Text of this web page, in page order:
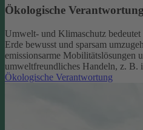
Ökologische Verantwortung
Umwelt- und Klimaschutz
Erde bewusst und sparsam
emissionsarme Mobilitätslösungen
umweltfreundliches Handeln, z. B.
Ökologische Verantwortung